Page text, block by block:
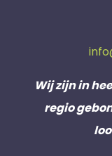
Wij zijn in
regio